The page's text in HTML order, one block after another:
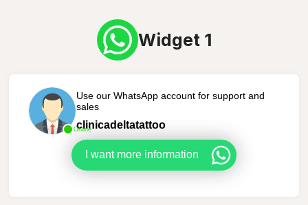
Widget 1
Online
Use our WhatsApp account for support and
sales
clinicadeltatattoo
I want more information